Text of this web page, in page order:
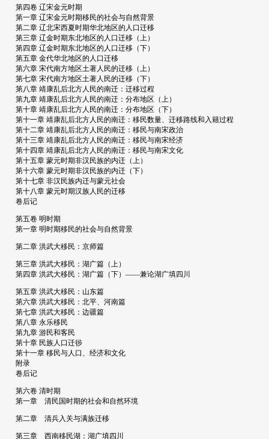
第四卷 辽宋金元时期
第一章 辽宋金元时期移民的社会与自然背景
第二章 辽北宋西夏时期华北地区的人口迁移
第三章 辽金时期东北地区的人口迁移（上）
第四章 辽金时期东北地区的人口迁移（下）
第五章 金代华北地区的人口迁移
第六章 宋代南方地区土著人民的迁移（上）
第七章 宋代南方地区土著人民的迁移（下）
第八章 靖康乱后北方人民的南迁：迁移过程
第九章 靖康乱后北方人民的南迁：分布地区（上）
第十章 靖康乱后北方人民的南迁：分布地区（下）
第十一章 靖康乱后北方人民的南迁：移民数量、迁移路线和入籍过程
第十二章 靖康乱后北方人民的南迁：移民与南宋政治
第十三章 靖康乱后北方人民的南迁：移民与南宋经济
第十四章 靖康乱后北方人民的南迁：移民与南宋文化
第十五章 蒙元时期非汉民族的内迁（上）
第十六章 蒙元时期非汉民族的内迁（下）
第十七章 非汉民族内迁与蒙元社会
第十八章 蒙元时期汉族人民的迁移
卷后记
第五卷 明时期
第一章 明时期移民的社会与自然背景
第二章 洪武大移民：京师篇
第三章 洪武大移民：湖广篇（上）
第四章 洪武大移民：湖广篇（下）——兼论湖广填四川
第五章 洪武大移民：山东篇
第六章 洪武大移民：北平、河南篇
第七章 洪武大移民：边疆篇
第八章 永乐移民
第九章 游民和客民
第十章 民族人口迁徏
第十一章 移民与人口、经济和文化
附录
卷后记
第六卷 清时期
第一章 清民国时期的社会和自然环境
第二章 清兵入关与满族迁移
第三章 西南移民湖：湖广填四川